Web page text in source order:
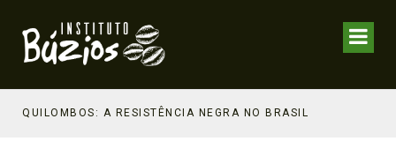
QUILOMBOS: A RESISTÊNCIA NEGRA NO BRASIL